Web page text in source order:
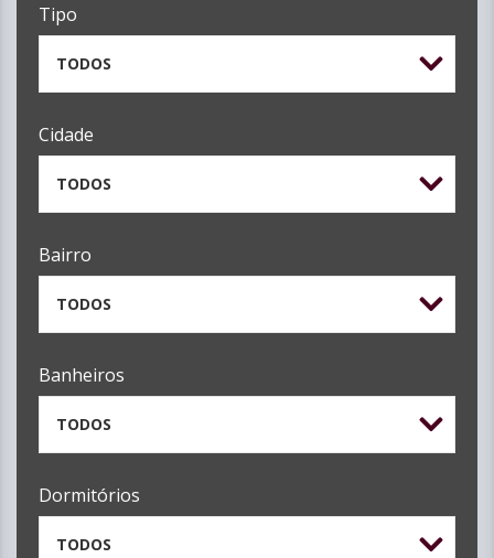
Tipo
TODOS
Cidade
TODOS
Bairro
TODOS
Banheiros
TODOS
Dormitórios
TODOS